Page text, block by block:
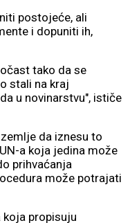
postojeće, ali
i dopuniti ih,
tako da se
stali na kraj
u novinarstvu", ističe
da iznesu to
a koja jedina može
prihvaćanja
može potrajati
koja propisuju